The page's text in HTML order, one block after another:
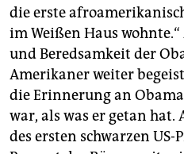
die erste
im Weißen Haus
und Beredsamkeit der
Amerikaner weiter
die Erinnerung an
war, als was er getan hat.
des ersten schwarzen